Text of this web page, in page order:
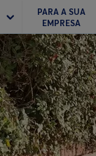
PARA A SUA
EMPRESA